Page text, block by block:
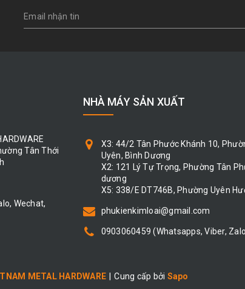
Tân Thới
Wechat,
NHÀ MÁY SẢN XUẤT
X3: 44/2 Tân Phước Khánh 10,
Uyên, Bình Dương
X2: 121 Lý Tự Trọng, Phường Tân
dương
X5: 338/E DT746B, Phường Uyên
phukienkimloai@gmail.com
0903060459 (Whatsapps, Viber,
METAL HARDWARE Cung cấp bởi Sapo